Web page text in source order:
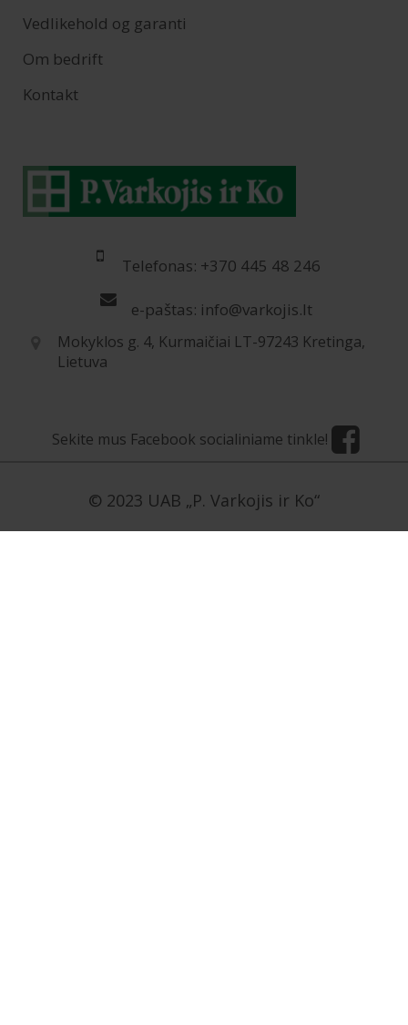
Vedlikehold og garanti
Om bedrift
Kontakt
Telefonas: +370 445 48 246
e-paštas: info@varkojis.lt
Mokyklos g. 4, Kurmaičiai LT-97243 Kretinga,
Lietuva
Sekite mus Facebook socialiniame tinkle!
© 2023 UAB „P. Varkojis ir Ko“